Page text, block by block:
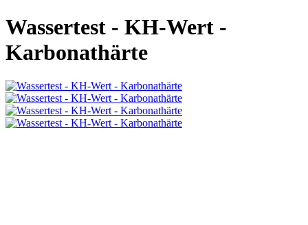
Wassertest - KH-Wert -
Karbonathärte